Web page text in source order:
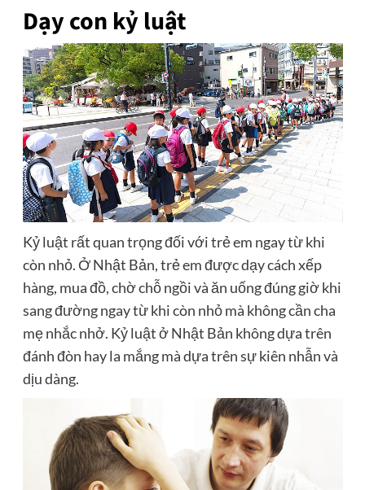
Dạy con kỷ luật
Kỷ luật rất quan trọng đối với trẻ em ngay từ khi
còn nhỏ. Ở Nhật Bản, trẻ em được dạy cách xếp
hàng, mua đồ, chờ chỗ ngồi và ăn uống đúng giờ khi
sang đường ngay từ khi còn nhỏ mà không cần cha
mẹ nhắc nhở. Kỷ luật ở Nhật Bản không dựa trên
đánh đòn hay la mắng mà dựa trên sự kiên nhẫn và
dịu dàng.